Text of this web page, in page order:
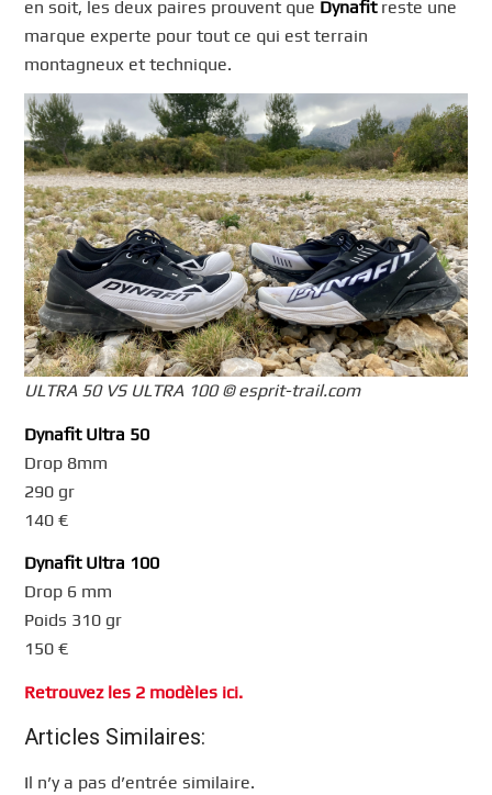
en soit, les deux paires prouvent que Dynafitreste une
marque experte pour tout ce qui est terrain
montagneux et technique.
ULTRA 50 VS ULTRA 100 © esprit-trail.com
Dynafit Ultra 50
Drop 8mm
290 gr
140 €
Dynafit Ultra 100
Drop 6 mm
Poids 310 gr
150 €
Retrouvez les 2 modèles ici.
Articles Similaires:
Il n’y a pas d’entrée similaire.